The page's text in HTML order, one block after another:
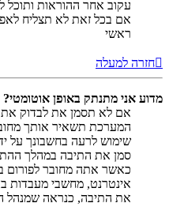
עקוב אחר ההוראות ותוכל
אם בכל זאת לא תצליח
ראשי
חזרה למעלה
מדוע אני מתנתק באופן אוטומטי?
אם לא תסמן את לבדוק את
המערכת תשאיר אותך
שימוש לרעה בחשבונך על
סמן את התיבה במהלך
כאשר אתה מחובר
אינטרנט, מחשבי מעבדות
את התיבה, כנראה שמנהל